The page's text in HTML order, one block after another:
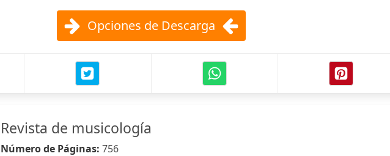
Opciones de Descarga
Revista de musicología
Número de Páginas: 756